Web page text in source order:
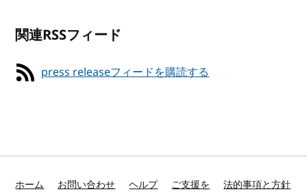
関連RSSフィード
press releaseフィードを購読する
ホーム お問い合わせ ヘルプ ご支援を 法的事項と方針